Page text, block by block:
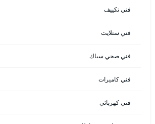
فني تكييف
فني ستلايت
فني صحي سباك
فني كاميرات
فني كهربائي